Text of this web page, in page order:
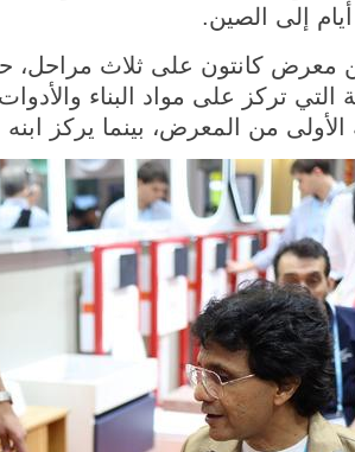
إلى الصين.
معرض كانتون على ثلاث
التي تركز على مواد البناء
من المعرض، بينما يركز